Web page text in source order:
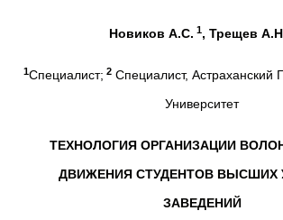
Новиков А.С. 1, Трещев
1Специалист; 2 Специалист, Астраханский
Университет
ТЕХНОЛОГИЯ ОРГАНИЗАЦИИ
ДВИЖЕНИЯ СТУДЕНТОВ ВЫСШИХ
ЗАВЕДЕНИЙ